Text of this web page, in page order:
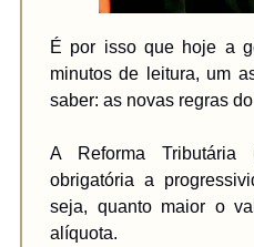
É por isso que hoje a
minutos de leitura, um
saber: as novas regras
A Reforma Tributária
obrigatória a
seja, quanto maior o
alíquota.